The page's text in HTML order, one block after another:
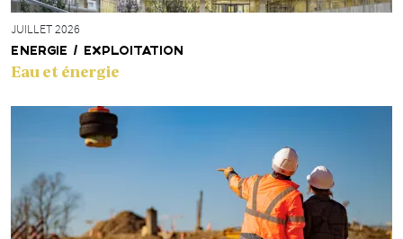
JUILLET 2026
ENERGIE / EXPLOITATION
Eau et énergie